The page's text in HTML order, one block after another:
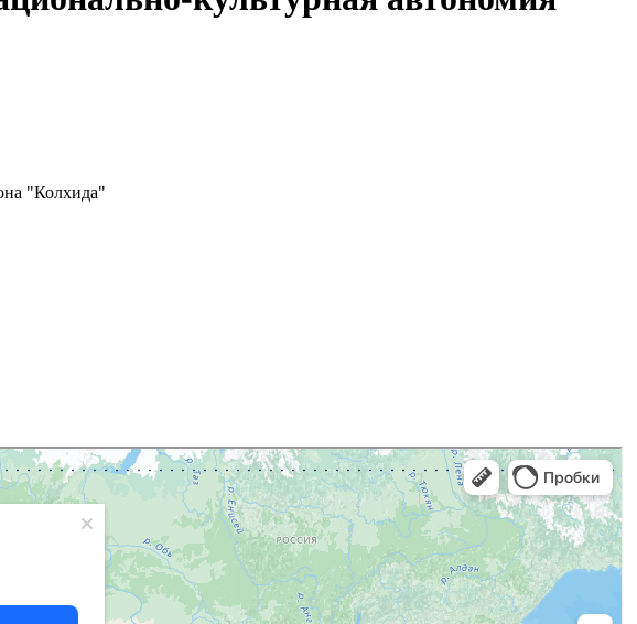
"Колхида"